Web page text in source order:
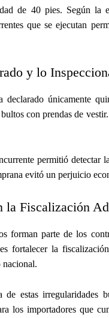
de 40 pies. Según la
que se ejecutan
y lo
únicamente
con prendas de
permitió detectar
evitó un perjuicio
la Fiscalización
forman parte de los
fortalecer la
nacional.
estas irregularidades
los importadores que